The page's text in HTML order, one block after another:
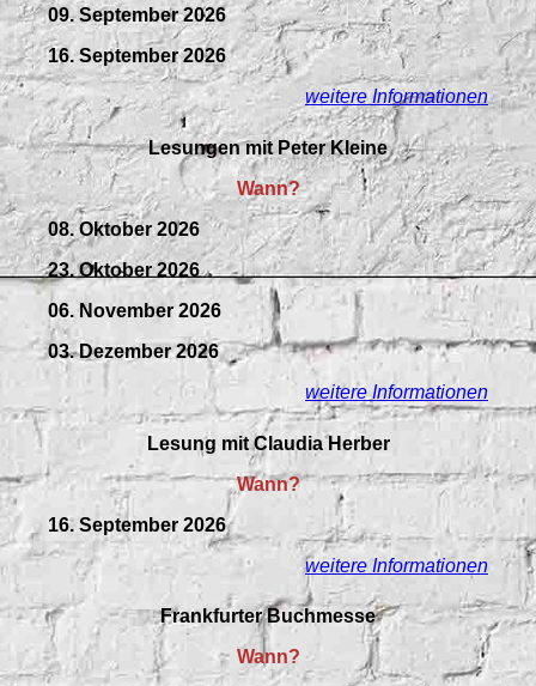
09.September2026
16. September 2026
weitere Informationen
Lesungen mit Peter Kleine
Wann?
08. Oktober 2026
23. Oktober 2026
06. November 2026
03. Dezember 2026
weitere Informationen
Lesung mit Claudia Herber
Wann?
16. September 2026
weitere Informationen
Frankfurter Buchmesse
Wann?